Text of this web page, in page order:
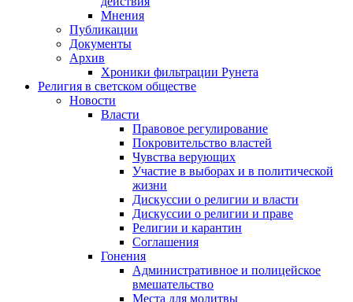
Мнения
Публикации
Документы
Архив
Хроники фильтрации Рунета
Религия в светском обществе
Новости
Власти
Правовое регулирование
Покровительство властей
Чувства верующих
Участие в выборах и в политической
жизни
Дискуссии о религии и власти
Дискуссии о религии и праве
Религии и карантин
Соглашения
Гонения
Административное и полицейское
вмешательство
Места для молитвы